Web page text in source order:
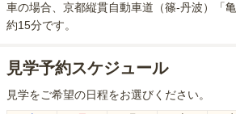
車の場合、京都縦貫自動車道（篠-丹波）「
約15分です。
見学予約スケジュール
見学をご希望の日程をお選びください。